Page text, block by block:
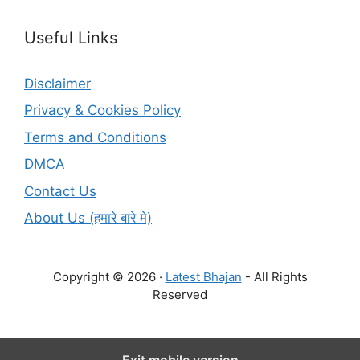
Useful Links
Disclaimer
Privacy & Cookies Policy
Terms and Conditions
DMCA
Contact Us
About Us (हमारे बारे मे)
Copyright © 2026 · Latest Bhajan - All Rights
Reserved